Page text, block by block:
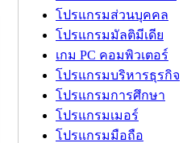
โปรแกรมส่วนบุคคล
โปรแกรมมัลติมีเดีย
เกม PC คอมพิวเตอร์
โปรแกรมบริหารธุรกิจ
โปรแกรมการศึกษา
โปรแกรมเมอร์
โปรแกรมมือถือ